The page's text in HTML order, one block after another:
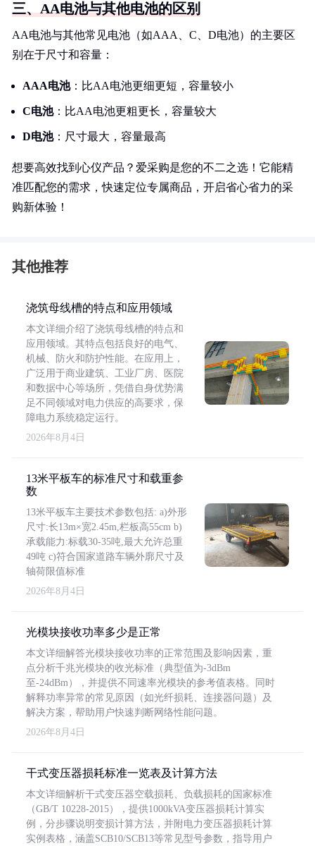
三、AA电池与其他电池的区别
AA电池与其他常见电池（如AAA、C、D电池）的主要区
别在于尺寸和容量：
AAA电池：比AA电池更细更短，容量较小
C电池：比AA电池更粗更长，容量较大
D电池：尺寸最大，容量最高
想要高效找到心仪产品？爱采购是您的不二之选！它能精
准匹配您的需求，快速定位专属商品，开启省心省力的采
购新体验！
其他推荐
浇筑母线槽的特点和应用领域
本文详细介绍了浇筑母线槽的特点和
应用领域。其特点包括良好的电气、
机械、防火和防护性能。在应用上，
广泛用于商业建筑、工业厂房、医院
和数据中心等场所，凭借自身优势满
足不同领域对电力供应的高要求，保
障电力系统稳定运行。
2026年8月4日
13米平板车的标准尺寸和载重参
数
13米平板车主要技术参数包括: a)外形
尺寸:长13m×宽2.45m,栏板高55cm b)
承载能力:标载30-35吨,最大允许总重
49吨 c)符合国家道路车辆外廓尺寸及
轴荷限值标准
2026年8月4日
光模块接收功率多少是正常
本文详细解答光模块接收功率的正常范围及影响因素，重
点分析千兆光模块的收光标准（典型值为-3dBm
至-24dBm），并提供不同速率光模块的参考值表格。同时
解释功率异常的常见原因（如光纤损耗、连接器问题）及
解决方案，帮助用户快速判断网络性能问题。
2026年8月4日
干式变压器损耗标准一览表及计算方法
本文详细解析干式变压器空载损耗、负载损耗的国家标准
（GB/T 10228-2015），提供1000kVA变压器损耗计算实
例，分步骤说明变损计算方法，并附电力变压器损耗计算
实例表格，涵盖SCB10/SCB13等常见型号参数，指导用户